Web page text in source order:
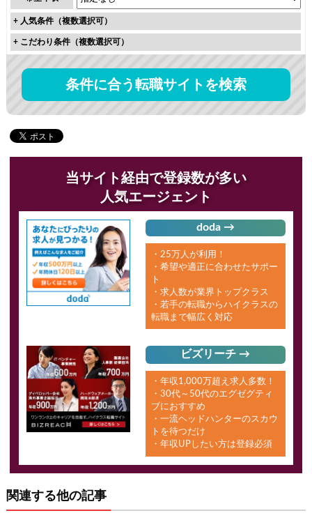
+ 人気条件（複数選択可）
+ こだわり条件（複数選択可）
条件に合う転職サイトを検索
当サイト経由で登録数が多い
人気エージェント
doda →
・25万人が利用！
・希望や適正に合わせたサポー
ト
・求人数が業界トップクラス
・若手の転職からハイクラスの
転職まで幅広く対応
ビズリーチ →
・年収1,000万超え求人多数！
・30代～50代のエグゼグティ
ブにおすすめ
・一流ヘッドハンターのスカウ
トを待つだけ
・年収UPしたい方は登録必須
関連する他の記事